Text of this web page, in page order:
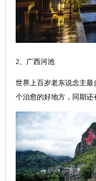
2、广西河池
世界上百岁老东说念主
个治愈的好地方，同期还